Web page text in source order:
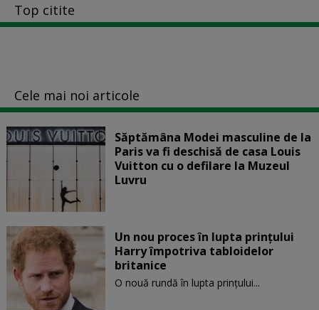
Top citite
Cele mai noi articole
Săptămâna Modei masculine de la
Paris va fi deschisă de casa Louis
Vuitton cu o defilare la Muzeul
Luvru
Un nou proces în lupta prinţului
Harry împotriva tabloidelor
britanice
O nouă rundă în lupta prinţului...